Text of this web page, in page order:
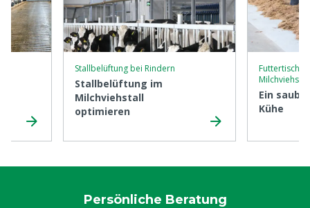
Stallbelüftung bei Rindern
Stallbelüftung im
Milchviehstall
optimieren
Milchviehstall
Ein
Kühe
Persönliche Beratung